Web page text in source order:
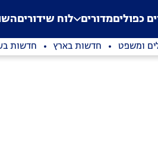
Application error: a
. כפוליםמדורים לוח שידורים
ומשפט חדשות בארץ חדשות